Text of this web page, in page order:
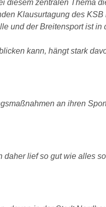
diesem zentralen Thema
Klausurtagung des KSB
und der Breitensport ist in
kann, hängt stark
an ihren
lief so gut wie alles